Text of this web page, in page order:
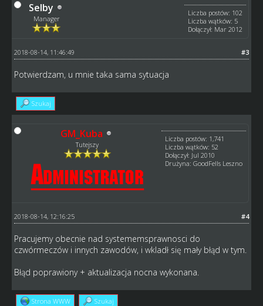
Selby
Manager
Liczba postów: 102
Liczba wątków: 5
Dołączył: Mar 2012
#3
2018-08-14, 11:46:49
Potwierdzam, u mnie taka sama sytuacja
Szukaj
GM_Kuba
Tutejszy
Liczba postów: 1,741
Liczba wątków: 52
Dołączył: Jul 2010
Drużyna: GoodFells Leszno
#4
2018-08-14, 12:16:25
Pracujemy obecnie nad systememsprawnosci do
czwórmeczów i innych zawodów, i wkladł się mały błąd w tym.
Błąd poprawiony + aktualizacja nocna wykonana.
Strona WWW Szukaj